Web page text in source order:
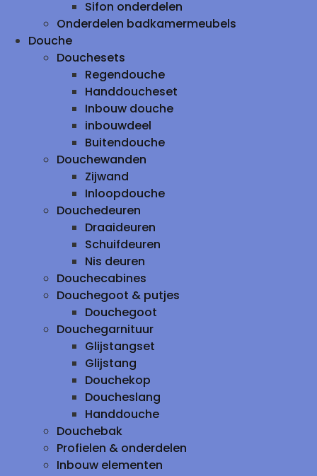
Sifon onderdelen
Onderdelen badkamermeubels
Douche
Douchesets
Regendouche
Handdoucheset
Inbouw douche
inbouwdeel
Buitendouche
Douchewanden
Zijwand
Inloopdouche
Douchedeuren
Draaideuren
Schuifdeuren
Nis deuren
Douchecabines
Douchegoot & putjes
Douchegoot
Douchegarnituur
Glijstangset
Glijstang
Douchekop
Doucheslang
Handdouche
Douchebak
Profielen & onderdelen
Inbouw elementen